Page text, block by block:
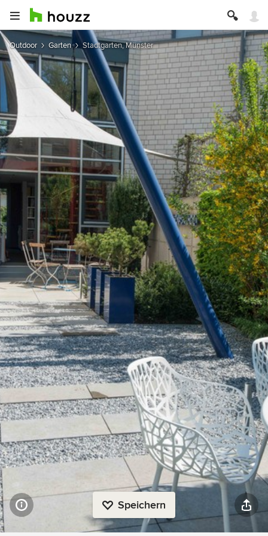
Outdoor Garten Stadtgarten, Münster
Speichern